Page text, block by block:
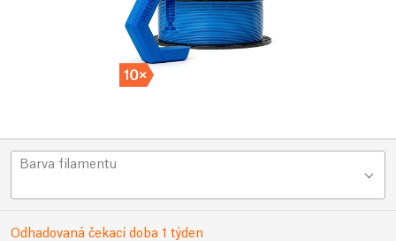
Barva filamentu
Odhadovaná čekací doba 1 týden